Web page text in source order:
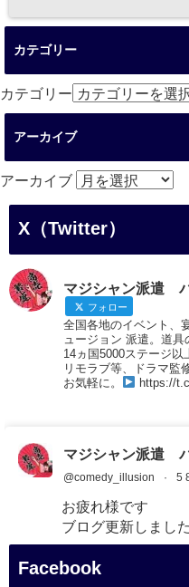
カテゴリー
カテゴリー
アーカイブ
アーカイブ
X（Twitter）
マジシャン派遣
フォロー
全国各地のイベント、
ュージョン 派遣。道
14ヵ国5000ステージ以
リモラブ等、ドラマ監
お気軽に。
https://
マジシャン派遣
@comedy_illusion · 5
お疲れ様です
ブログ更新しました
「マジシャン和歌
Facebook